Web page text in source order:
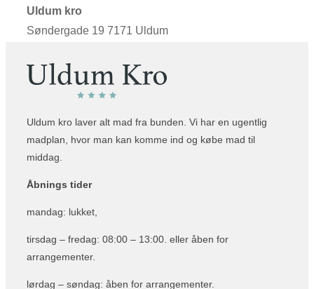
Uldum kro
Søndergade 19 7171 Uldum
Uldum kro laver alt mad fra bunden. Vi har en ugentlig
madplan, hvor man kan komme ind og købe mad til
middag.
Åbnings tider
mandag: lukket,
tirsdag – fredag: 08:00 – 13:00. eller åben for
arrangementer.
lørdag – søndag: åben for arrangementer.